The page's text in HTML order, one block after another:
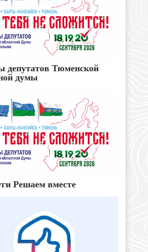
депутатов Тюменской
думы
Решаем вместе